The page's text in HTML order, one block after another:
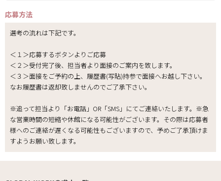
応募方法
選考の流れは下記です。
＜１＞応募するボタンよりご応募
＜２＞受付完了後、担当者より面接のご案内を致します。
＜３＞面接をご予約の上、履歴書(写貼)持参で面接へお越し下さい。
なお履歴書は返却致しませんのでご了承下さい｡
※追って担当より「お電話」OR「SMS」にてご連絡いたします。※急
な営業時間の短縮や休館になる可能性がございます。その際は応募者
様へのご連絡が遅くなる可能性もございますので、予めご了承頂けま
すようお願い致します。